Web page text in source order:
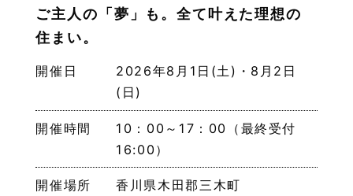
ご主人の「夢」も。全て叶えた理想の
住まい。
開催日
2026年8月1日(土)・8月2日
(日)
開催時間
10：00～17：00（最終受付
16:00）
開催場所 香川県木田郡三木町